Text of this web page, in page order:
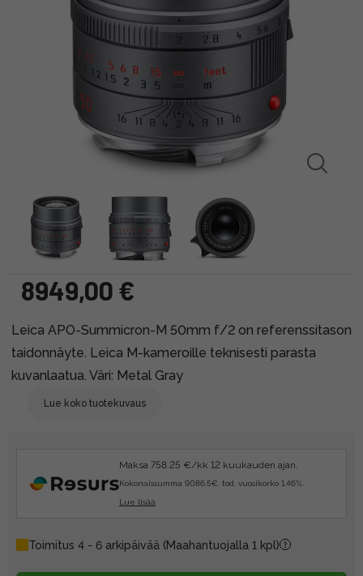
8949,00 €
Leica APO-Summicron-M 50mm f/2 on referenssitason
taidonnäyte. Leica M-kameroille teknisesti parasta
kuvanlaatua. Väri: Metal Gray
Lue koko tuotekuvaus
Maksa 758.25 €/kk 12 kuukauden ajan.
Kokonaissumma 9086.5€, tod. vuosikorko 1.46%.
Lue lisää
Toimitus 4 - 6 arkipäivää (Maahantuojalla 1 kpl)